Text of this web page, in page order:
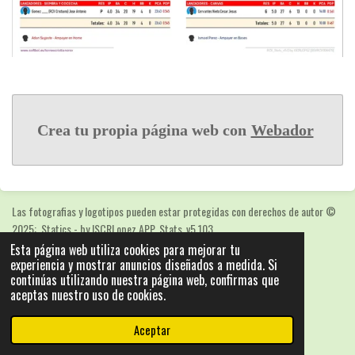
Esta página web utiliza cookies para mejorar tu
experiencia y mostrar anuncios diseñados a medida. Si
continúas utilizando nuestra página web, confirmas que
aceptas nuestro uso de cookies.
Aceptar
Crea tu propia página web con Webador
Las fotografias y logotipos pueden estar protegidas con derechos de autor©
2025: Statics - by ISCRLopez APP_Stats_v5.103
Con la tecnología deWebador